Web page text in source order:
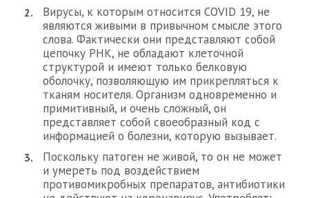
Вирусы, к которым относится COVID 19, не
являются живыми в привычном смысле этого
слова. Фактически они представляют собой
цепочку РНК, не обладают клеточной
структурой и имеют только белковую
оболочку, позволяющую им прикрепляться к
тканям носителя. Организм одновременно и
примитивный, и очень сложный, он
представляет собой своеобразный код с
информацией о болезни, которую вызывает.
Поскольку патоген не живой, то он не может
и умереть под воздействием
противомикробных препаратов, антибиотики